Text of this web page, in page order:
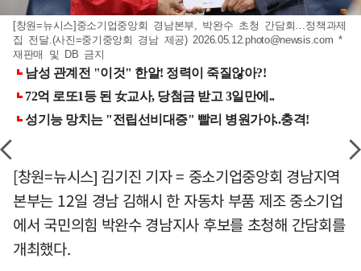
[창원=뉴시스]중소기업중앙회 경남본부, 박완수 초청 간담회…정책과제
집 전달.(사진=중기중앙회 경남 제공) 2026.05.12.photo@newsis.com *
재판매 및 DB 금지
[창원=뉴시스] 김기진 기자 = 중소기업중앙회 경남지역
본부는 12일 경남 김해시 한 자동차 부품 제조 중소기업
에서 국민의힘 박완수 경남지사 후보를 초청해 간담회를
개최했다.